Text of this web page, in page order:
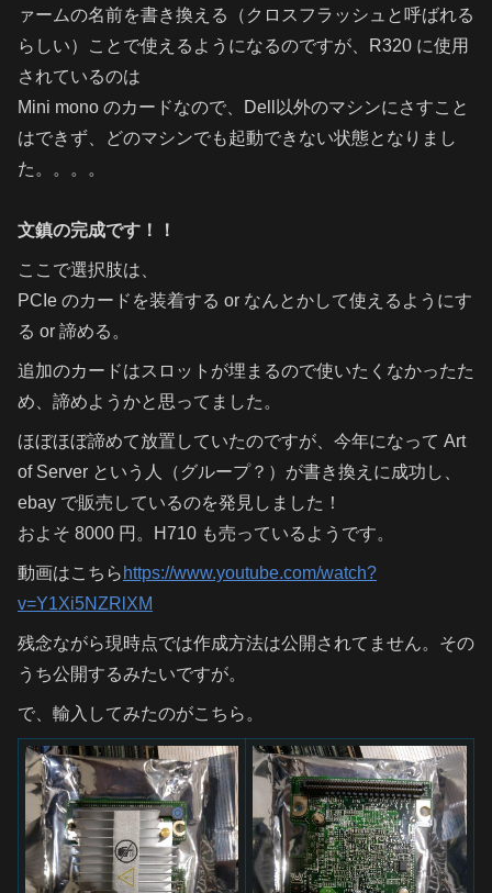
ァームの名前を書き換える（クロスフラッシュと呼ばれる
らしい）ことで使えるようになるのですが、R320 に使用
されているのは
Mini mono のカードなので、Dell以外のマシンにさすこと
はできず、どのマシンでも起動できない状態となりまし
た。。。。
文鎮の完成です！！
ここで選択肢は、
PCIe のカードを装着する or なんとかして使えるようにす
る or 諦める。
追加のカードはスロットが埋まるので使いたくなかったた
め、諦めようかと思ってました。
ほぼほぼ諦めて放置していたのですが、今年になって Art
of Server という人（グループ？）が書き換えに成功し、
ebay で販売しているのを発見しました！
およそ 8000 円。H710 も売っているようです。
動画はこちら https://www.youtube.com/watch?
v=Y1Xi5NZRlXM
残念ながら現時点では作成方法は公開されてません。その
うち公開するみたいですが。
で、輸入してみたのがこちら。